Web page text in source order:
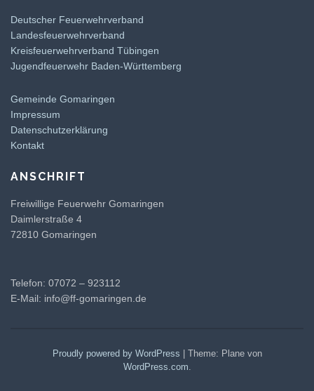
Deutscher Feuerwehrverband
Landesfeuerwehrverband
Kreisfeuerwehrverband Tübingen
Jugendfeuerwehr Baden-Württemberg
Gemeinde Gomaringen
Impressum
Datenschutzerklärung
Kontakt
ANSCHRIFT
Freiwillige Feuerwehr Gomaringen
Daimlerstraße 4
72810 Gomaringen
Telefon: 07072 – 923112
E-Mail: info@ff-gomaringen.de
Proudly powered by WordPress
Theme: Plane von
WordPress.com.